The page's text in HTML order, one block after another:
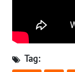
Tag:
BARAT
RIAU